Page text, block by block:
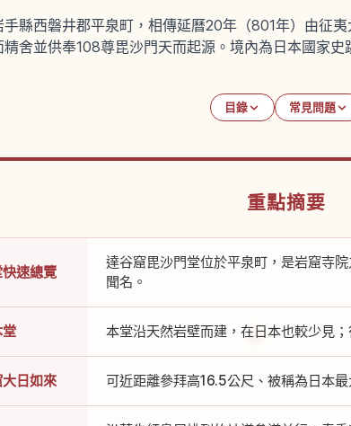
縣西磐井郡平泉町，相傳延曆20年（801年）由征
舍並供奉108尊毘沙門天而起源。境內為日本國家
目錄 常見問題
重點摘要
速總覽
達谷窟毘沙門堂位於平泉町，是岩窟寺
聞名。
本堂沿天然岩壁而建，在日本也較少見
日如來 可近距離參拜高16.5公尺、被稱為日本